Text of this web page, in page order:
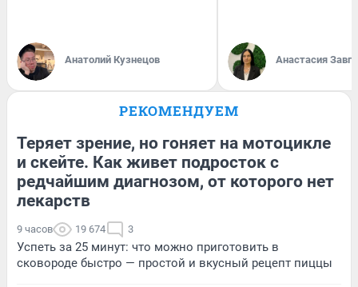
Анатолий Кузнецов Анастасия
РЕКОМЕНДУЕМ
Теряет зрение, но гоняет на мотоцикле
и скейте. Как живет подросток с
редчайшим диагнозом, от которого нет
лекарств
9 часов 19 674 3
Успеть за 25 минут: что можно приготовить в
сковороде быстро — простой и вкусный рецепт пиццы